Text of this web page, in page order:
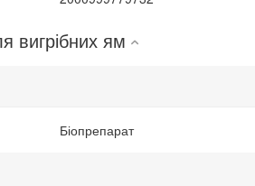
вигрібних ям
Біопрепарат